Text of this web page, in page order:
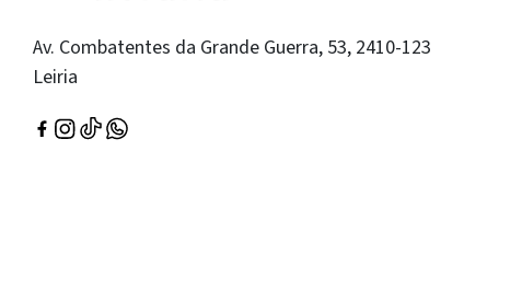
Av. Combatentes da Grande Guerra, 53, 2410-123
Leiria